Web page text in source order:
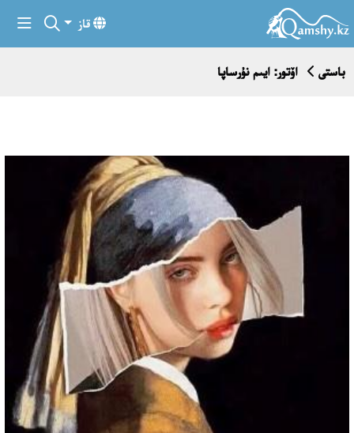
قاز
باستى اۆتور: ايىم نۇرساپا